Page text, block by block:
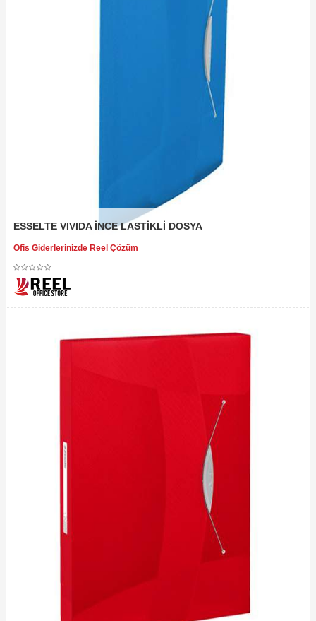
ESSELTE VIVIDA İNCE LASTİKLİ DOSYA
Ofis Giderlerinizde Reel Çözüm